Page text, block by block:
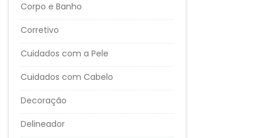
Corpo e Banho
Corretivo
Cuidados com a Pele
Cuidados com Cabelo
Decoração
Delineador